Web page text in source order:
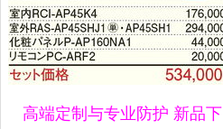
高端定制与专业防护 新品下